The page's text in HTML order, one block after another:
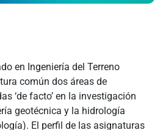
en Ingeniería del Terreno
común dos áreas de
‘de facto’ en la investigación
geotécnica y la hidrología
El perfil de las asignaturas